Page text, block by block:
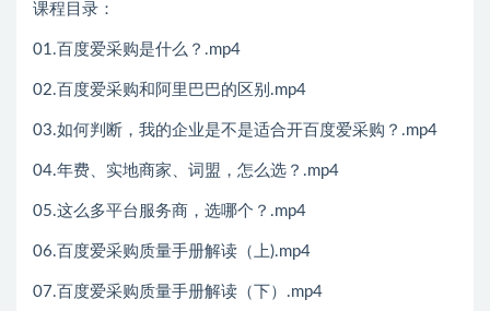
课程目录：
01.百度爱采购是什么？.mp4
02.百度爱采购和阿里巴巴的区别.mp4
03.如何判断，我的企业是不是适合开百度爱采购？.mp4
04.年费、实地商家、词盟，怎么选？.mp4
05.这么多平台服务商，选哪个？.mp4
06.百度爱采购质量手册解读（上).mp4
07.百度爱采购质量手册解读（下）.mp4